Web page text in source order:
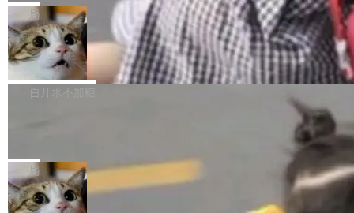
给 OpenAI 总法律顾问 Che Chang 发了封邮
件，附了一封长信，要求 OpenAI 配合调查前苹
果员工带走机密信...
你的，AI写AI的，同屏协作互不干扰。一句话让
AI帮你干活，现在开启全新体验！ 温馨提示：
体验WorkBuddy鸿蒙PC版前，请将 HUAWEI M
atePad Edge 升级至 HarmonyOS 6.1.0.135S
P9 patch03及以上版本。 *升级路径：设置 > 搜
布了 9.0 版本。这个版本除了带来新一代音视频
处理能力和硬件加速支持之外，还有一个特殊之
处：FFmpeg 9.0 的代号是“Lei”。 这个名字，
来自中国开发者雷霄骅（Lei Xiaohua）。 对于
很多中国音视频开发者而言，这个名字并不陌
“启蒙老师”。 而今年，恰好是雷霄骅离世十周
年。FFmpeg 社区最终选择用一个大版本的名
字，留下了这份纪念。 雷霄骅曾是中国传媒大学
局
亚马逊成本失控：AI 写代码烧掉 1215
万元，超预算 860%
外媒近日曝光了亚马逊的多份内部报告显示，AI
导致公司在多个项目上超支。《金融时报》报道
编写程序，目标是完成电商平台作者信息与商品
列表的数据匹配 —— 一项常规的数据处理任
务，最终却产生了 180 万美元的账单，实际支出
白开水不加糖
e CEO Clément Delangue 在 CNBC 的采访里
没有拐弯抹角。他说中国正在赢得 AI 竞赛，而
且按目前的速度，中国 AI 工具预计在今年底或
局
当 AI agent 把源码变成了最好的扩展系